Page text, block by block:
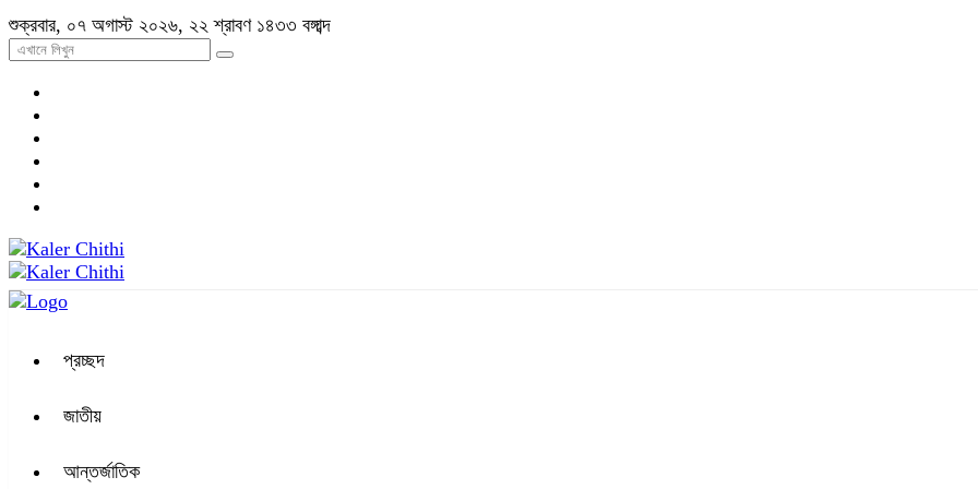
শুক্রবার, ০৭ অগাস্ট ২০২৬, ২২ শ্রাবণ ১৪৩৩ বঙ্গাব্দ
প্রচ্ছদ
জাতীয়
আন্তর্জাতিক